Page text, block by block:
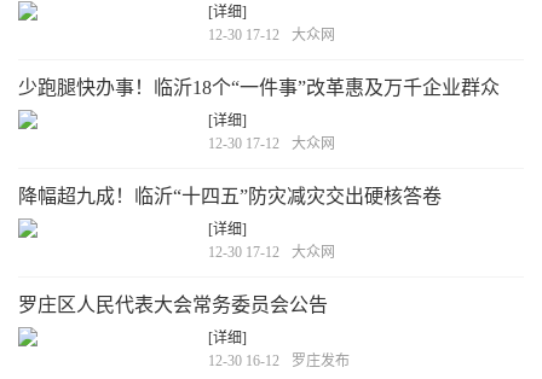
[详细]
12-30 17-12
大众网
少跑腿快办事！临沂18个“一件事”改革惠及万千企业群众
[详细]
12-30 17-12
大众网
降幅超九成！临沂“十四五”防灾减灾交出硬核答卷
[详细]
12-30 17-12
大众网
罗庄区人民代表大会常务委员会公告
[详细]
12-30 16-12
罗庄发布